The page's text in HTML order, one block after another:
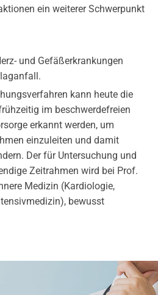
ein weiterer Schwerpunkt
und Gefäßerkrankungen
kann heute die
im beschwerdefreien
erkannt werden, um
einzuleiten und damit
Der für Untersuchung und
Zeitrahmen wird bei Prof.
Medizin (Kardiologie,
bewusst